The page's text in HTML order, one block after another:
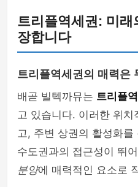
트리플역세권: 미
장합니다
트리플역세권의 매력은
배곧 빌텍까뮤는 트리플
고 있습니다. 이러한 위치
고, 주변 상권의 활성화
수도권과의 접근성이 뛰
분양에 매력적인 요소로